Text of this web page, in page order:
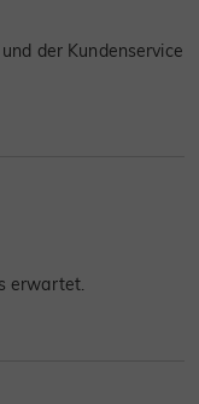
der Kundenservice
erwartet.